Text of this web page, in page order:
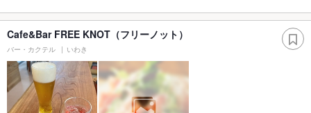
Cafe&Bar FREE KNOT（フリーノット）
バー・カクテル いわき